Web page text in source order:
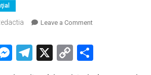
Leave a Commenton
Liviu
Messenger
Telegram
X Copy